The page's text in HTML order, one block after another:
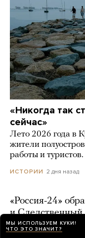
«Никогда так
сейчас»
Лето 2026 года в
жители
работы и
ИСТОРИИ 2 дня назад
«Россия-24»
и Следственный
создателей
МЫ ИСПОЛЬЗУЕМ КУКИ!
ЧТО ЭТО ЗНАЧИТ?